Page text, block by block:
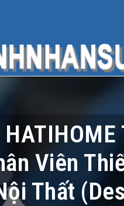
HATIHOME
Viên
Thất